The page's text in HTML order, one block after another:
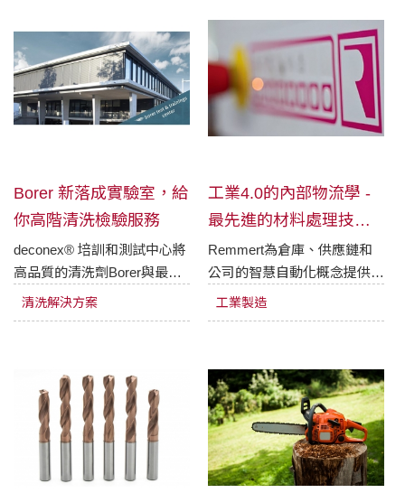
Borer 新落成實驗室，給
你高階清洗檢驗服務
​deconex® 培訓和測試中心將
高品質的清洗劑Borer與最先
進的設備技術相結合，遵循前
瞻、可實踐的解決方案，突破
清洗解決方案
工業4.0的內部物流學 -
最先進的材料處理技術
如何運行?
Remmert為倉庫、供應鏈和
公司的智慧自動化概念提供了
新的創新動力。越來越多的內
部應用物流是基於人工智慧和
工業製造